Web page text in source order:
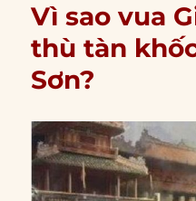
Vì sao vua
thù tàn
Sơn?